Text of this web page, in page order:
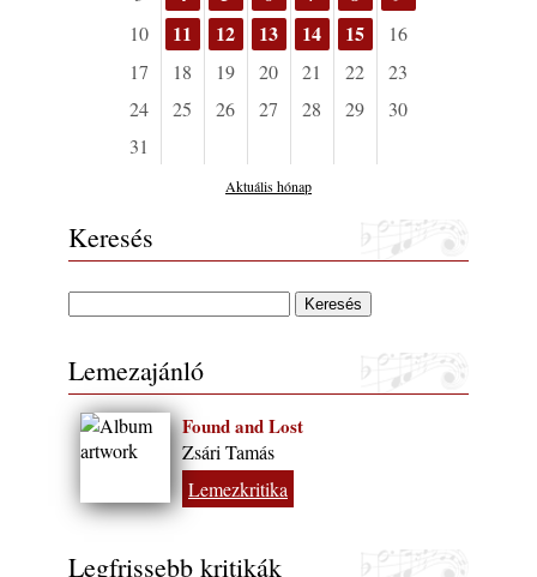
10 11 12 13 14 15
16
17
18 19 20 21 22
23
24
25 26 27 28 29
30
31
Aktuális hónap
Keresés
Lemezajánló
Found and Lost
Zsári Tamás
Lemezkritika
Legfrissebb kritikák